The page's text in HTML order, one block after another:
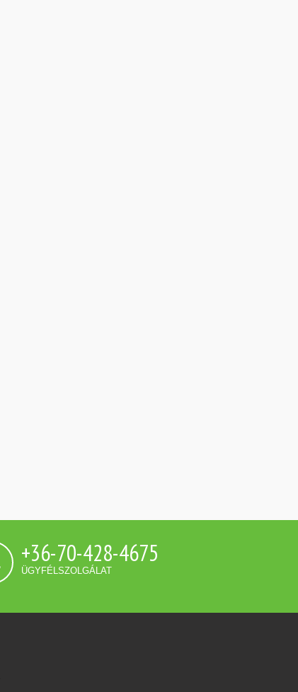
+36-70-428-4675
ÜGYFÉLSZOLGÁLAT